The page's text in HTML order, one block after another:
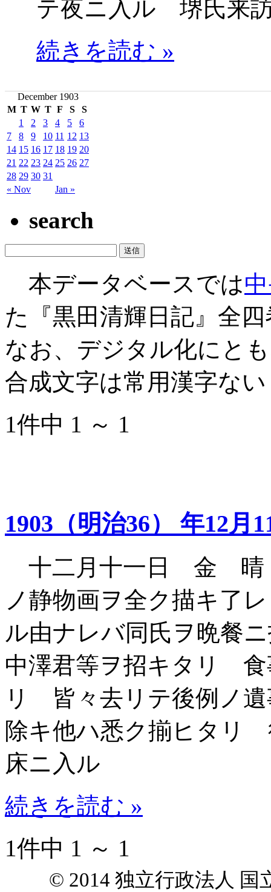
テ夜ニ入ル 堺氏来
続きを読む »
December 1903
M T W T F S S
« Nov Jan »
1 2 3 4 5
6
7
8 9 10 11 12 13
14 15 16 17 18 19 20
21 22 23 24 25 26 27
28 29 30 31
search
本データベースでは
た『黒田清輝日記』全
なお、デジタル化にと
合成文字は常用漢字な
1件中 1 ～ 1
1903（明治36） 年12月
十二月十一日 金
ノ静物画ヲ全ク描キ了
ル由ナレバ同氏ヲ晩
中澤君等ヲ招キタリ 食
リ 皆々去リテ後例ノ
除キ他ハ悉ク揃ヒタリ
床ニ入ル
続きを読む »
1件中 1 ～ 1
© 2014 独立行政法人 国